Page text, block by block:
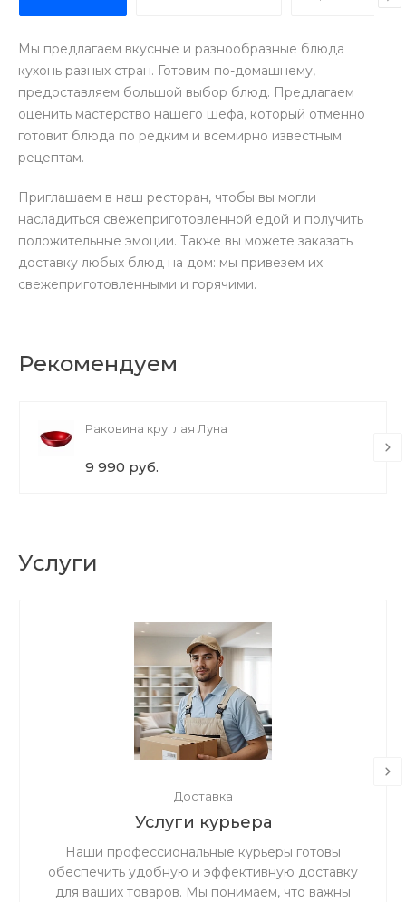
Мы предлагаем вкусные и разнообразные блюда
кухонь разных стран. Готовим по-домашнему,
предоставляем большой выбор блюд. Предлагаем
оценить мастерство нашего шефа, который отменно
готовит блюда по редким и всемирно известным
рецептам.
Приглашаем в наш ресторан, чтобы вы могли
насладиться свежеприготовленной едой и получить
положительные эмоции. Также вы можете заказать
доставку любых блюд на дом: мы привезем их
свежеприготовленными и горячими.
Рекомендуем
Раковина круглая Луна
9 990 руб.
Услуги
Доставка
Услуги курьера
Наши профессиональные курьеры готовы
обеспечить удобную и эффективную доставку
для ваших товаров. Мы понимаем, что важны